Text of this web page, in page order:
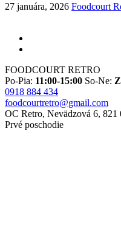
27 januára, 2026 Foodcourt
FOODCOURT RETRO
Po-Pia: 11:00-15:00 So-Ne:
0918 884 434
foodcourtretro@gmail.com
OC Retro, Nevädzová 6, 821
Prvé poschodie